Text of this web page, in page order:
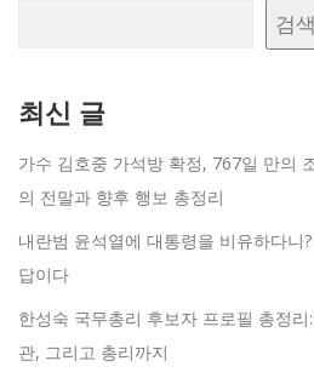
검색
최신 글
가수 김호중 가석방 확정, 767일 만의
의 전말과 향후 행보 총정리
내란범 윤석열에 대통령을 비유하다니
답이다
한성숙 국무총리 후보자 프로필 총정
관, 그리고 총리까지